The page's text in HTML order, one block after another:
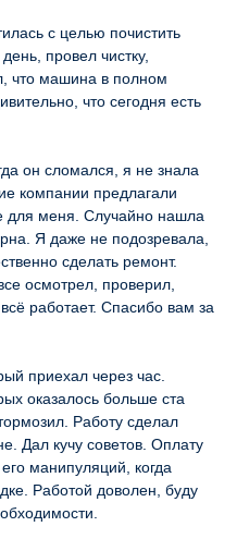
с целью почистить
провел чистку,
что машина в полном
что сегодня есть
он сломался, я не знала
компании предлагали
для меня. Случайно нашла
Я даже не подозревала,
сделать ремонт.
осмотрел, проверил,
работает. Спасибо вам за
приехал через час.
оказалось больше ста
Работу сделал
Дал кучу советов. Оплату
манипуляций, когда
Работой доволен, буду